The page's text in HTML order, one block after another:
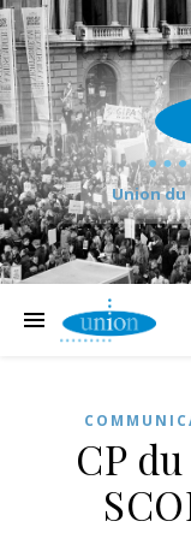
Union
CP